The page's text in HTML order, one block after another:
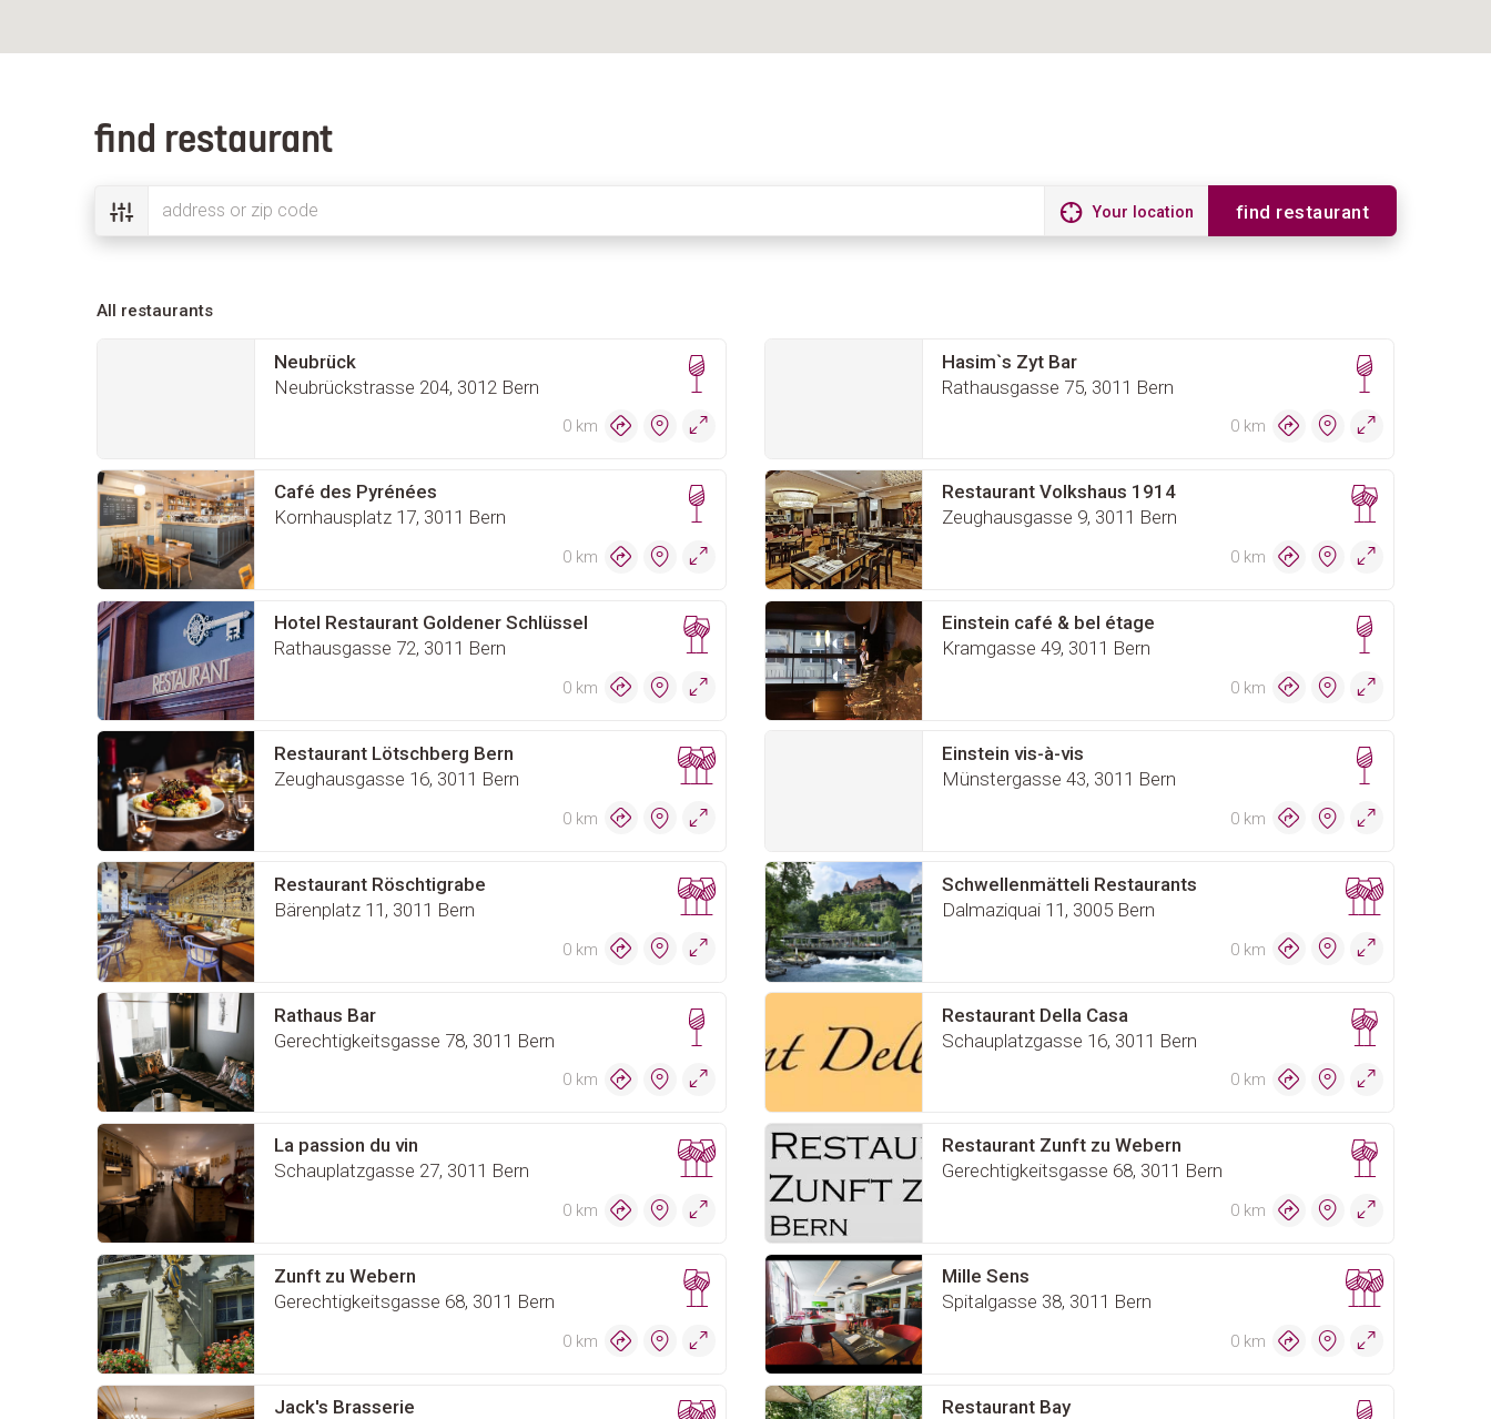
find restaurant
Your location find restaurant
All restaurants
Neubrück
Neubrückstrasse 204, 3012 Bern
0 km
Hasim`s Zyt Bar
Rathausgasse 75, 3011 Bern
0 km
Café des Pyrénées
Kornhausplatz 17, 3011 Bern
0 km
Restaurant Volkshaus 1914
Zeughausgasse 9, 3011 Bern
0 km
Hotel Restaurant Goldener Schlüssel
Rathausgasse 72, 3011 Bern
0 km
Einstein café & bel étage
Kramgasse 49, 3011 Bern
0 km
Restaurant Lötschberg Bern
Zeughausgasse 16, 3011 Bern
0 km
Einstein vis-à-vis
Münstergasse 43, 3011 Bern
0 km
Restaurant Röschtigrabe
Bärenplatz 11, 3011 Bern
0 km
Schwellenmätteli Restaurants
Dalmaziquai 11, 3005 Bern
0 km
Rathaus Bar
Gerechtigkeitsgasse 78, 3011 Bern
0 km
Restaurant Della Casa
Schauplatzgasse 16, 3011 Bern
0 km
La passion du vin
Schauplatzgasse 27, 3011 Bern
0 km
Restaurant Zunft zu Webern
Gerechtigkeitsgasse 68, 3011 Bern
0 km
Zunft zu Webern
Gerechtigkeitsgasse 68, 3011 Bern
0 km
Mille Sens
Spitalgasse 38, 3011 Bern
0 km
Jack's Brasserie Restaurant Bay